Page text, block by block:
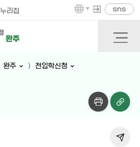
리집 sns
완주
완주 전입학신청